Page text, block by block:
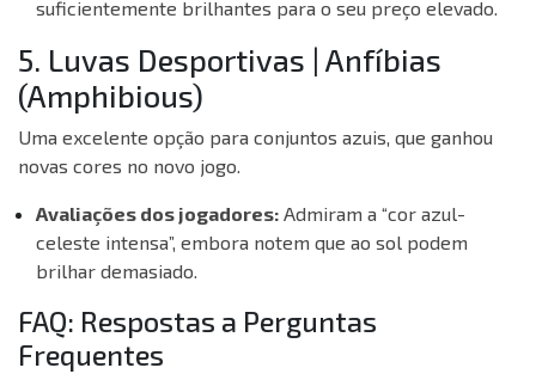
suficientemente brilhantes para o seu preço elevado.
5. Luvas Desportivas | Anfíbias
(Amphibious)
Uma excelente opção para conjuntos azuis, que ganhou
novas cores no novo jogo.
Avaliações dos jogadores: Admiram a “cor azul-
celeste intensa”, embora notem que ao sol podem
brilhar demasiado.
FAQ: Respostas a Perguntas
Frequentes